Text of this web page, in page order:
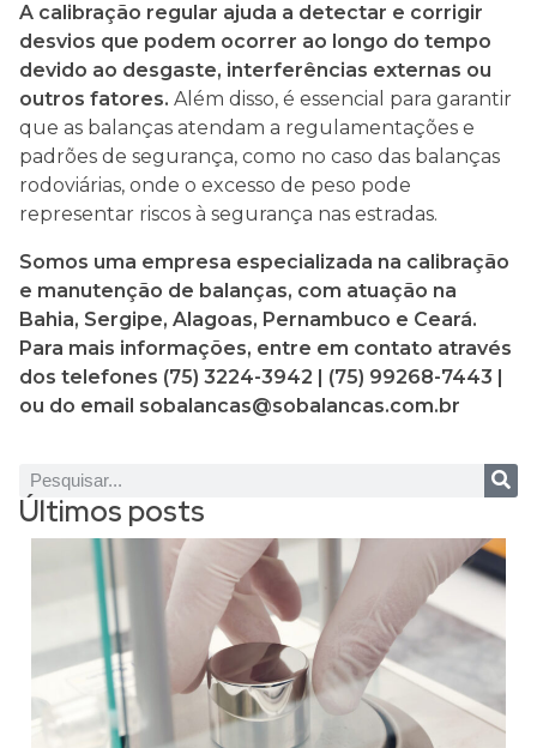
A calibração regular ajuda a detectar e corrigir
desvios que podem ocorrer ao longo do tempo
devido ao desgaste, interferências externas ou
outros fatores. Além disso, é essencial para garantir
que as balanças atendam a regulamentações e
padrões de segurança, como no caso das balanças
rodoviárias, onde o excesso de peso pode
representar riscos à segurança nas estradas.
Somos uma empresa especializada na calibração
e manutenção de balanças, com atuação na
Bahia, Sergipe, Alagoas, Pernambuco e Ceará.
Para mais informações, entre em contato através
dos telefones (75) 3224-3942 | (75) 99268-7443 |
ou do email sobalancas@sobalancas.com.br
Últimos posts